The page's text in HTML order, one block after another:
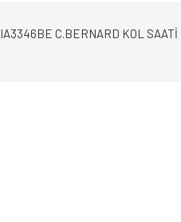
IA3346BE C.BERNARD KOL SAATİ